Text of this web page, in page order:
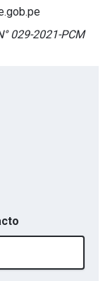
029-2021-PCM